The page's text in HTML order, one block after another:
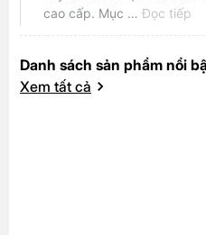
Danh sách sản phẩm nổi
Xem tất cả